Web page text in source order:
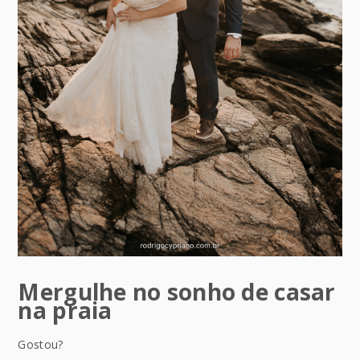
Mergulhe no sonho de casar
na praia
Gostou?